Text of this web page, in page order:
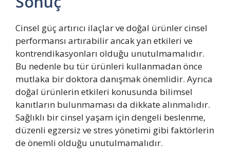
Cinsel güç artırıcı ilaçlar ve doğal ürünler cinsel
performansı artırabilir ancak yan etkileri ve
kontrendikasyonları olduğu unutulmamalıdır.
Bu nedenle bu tür ürünleri kullanmadan önce
mutlaka bir doktora danışmak önemlidir. Ayrıca
doğal ürünlerin etkileri konusunda bilimsel
kanıtların bulunmaması da dikkate alınmalıdır.
Sağlıklı bir cinsel yaşam için dengeli beslenme,
düzenli egzersiz ve stres yönetimi gibi faktörlerin
de önemli olduğu unutulmamalıdır.